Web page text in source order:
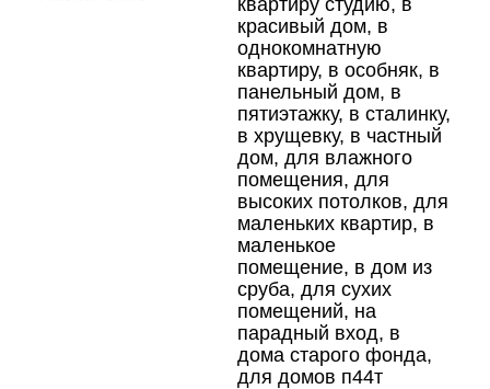
квартиру студию, в
красивый дом, в
однокомнатную
квартиру, в особняк, в
панельный дом, в
пятиэтажку, в сталинку,
в хрущевку, в частный
дом, для влажного
помещения, для
высоких потолков, для
маленьких квартир, в
маленькое
помещение, в дом из
сруба, для сухих
помещений, на
парадный вход, в
дома старого фонда,
для домов п44т